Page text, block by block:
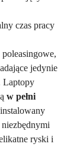
czas pracy
jedynie
Laptopy
w pełni
ryski i